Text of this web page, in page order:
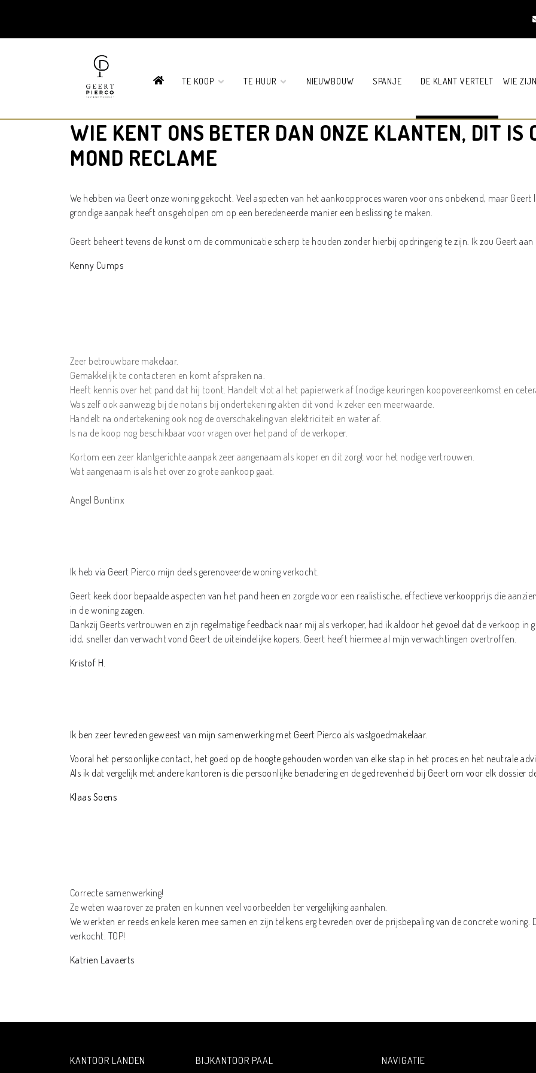
HOMETE KOOP TE HUUR NIEUWBOUW SPANJE DE KLANT VERTELT WIE
WIE KENT ONS BETER DAN ONZE KLANTEN, DIT IS
MOND RECLAME
We hebben via Geert onze woning gekocht. Veel aspecten van het aankoopproces waren voor ons onbekend, maar
grondige aanpak heeft ons geholpen om op een beredeneerde manier een beslissing te maken.
Geert beheert tevens de kunst om de communicatie scherp te houden zonder hierbij opdringerig te zijn. Ik zou Geert aan
Kenny Cumps
Zeer betrouwbare makelaar.
Gemakkelijk te contacteren en komt afspraken na.
Heeft kennis over het pand dat hij toont. Handelt vlot al het papierwerk af (nodige keuringen koopovereenkomst en
Was zelf ook aanwezig bij de notaris bij ondertekening akten dit vond ik zeker een meerwaarde.
Handelt na ondertekening ook nog de overschakeling van elektriciteit en water af.
Is na de koop nog beschikbaar voor vragen over het pand of de verkoper.
Kortom een zeer klantgerichte aanpak zeer aangenaam als koper en dit zorgt voor het nodige vertrouwen.
Wat aangenaam is als het over zo grote aankoop gaat.
Angel Buntinx
Ik heb via Geert Pierco mijn deels gerenoveerde woning verkocht.
Geert keek door bepaalde aspecten van het pand heen en zorgde voor een realistische, effectieve verkoopprijs die
in de woning zagen.
Dankzij Geerts vertrouwen en zijn regelmatige feedback naar mij als verkoper, had ik aldoor het gevoel dat de verkoop in
idd, sneller dan verwacht vond Geert de uiteindelijke kopers. Geert heeft hiermee al mijn verwachtingen overtroffen.
Kristof H.
Ik ben zeer tevreden geweest van mijn samenwerking met Geert Pierco als vastgoedmakelaar.
Vooral het persoonlijke contact, het goed op de hoogte gehouden worden van elke stap in het proces en het neutrale
Als ik dat vergelijk met andere kantoren is die persoonlijke benadering en de gedrevenheid bij Geert om voor elk dossier
Klaas Soens
Correcte samenwerking!
Ze weten waarover ze praten en kunnen veel voorbeelden ter vergelijking aanhalen.
We werkten er reeds enkele keren mee samen en zijn telkens erg tevreden over de prijsbepaling van de concrete
verkocht. TOP!
Katrien Lavaerts
KANTOOR LANDEN BIJKANTOOR PAAL NAVIGATIE